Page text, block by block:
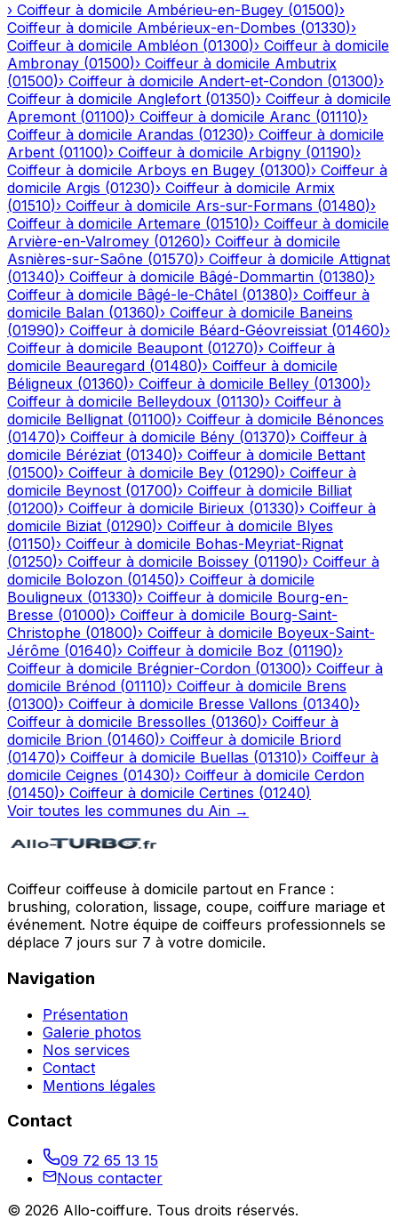
› Coiffeur à domicile Ambérieu-en-Bugey (01500)›
Coiffeur à domicile Ambérieux-en-Dombes (01330)›
Coiffeur à domicile Ambléon (01300)› Coiffeur à domicile
Ambronay (01500)› Coiffeur à domicile Ambutrix
(01500)› Coiffeur à domicile Andert-et-Condon (01300)›
Coiffeur à domicile Anglefort (01350)› Coiffeur à domicile
Apremont (01100)› Coiffeur à domicile Aranc (01110)›
Coiffeur à domicile Arandas (01230)› Coiffeur à domicile
Arbent (01100)› Coiffeur à domicile Arbigny (01190)›
Coiffeur à domicile Arboys en Bugey (01300)› Coiffeur à
domicile Argis (01230)› Coiffeur à domicile Armix
(01510)› Coiffeur à domicile Ars-sur-Formans (01480)›
Coiffeur à domicile Artemare (01510)› Coiffeur à domicile
Arvière-en-Valromey (01260)› Coiffeur à domicile
Asnières-sur-Saône (01570)› Coiffeur à domicile Attignat
(01340)› Coiffeur à domicile Bâgé-Dommartin (01380)›
Coiffeur à domicile Bâgé-le-Châtel (01380)› Coiffeur à
domicile Balan (01360)› Coiffeur à domicile Baneins
(01990)› Coiffeur à domicile Béard-Géovreissiat (01460)›
Coiffeur à domicile Beaupont (01270)› Coiffeur à
domicile Beauregard (01480)› Coiffeur à domicile
Béligneux (01360)› Coiffeur à domicile Belley (01300)›
Coiffeur à domicile Belleydoux (01130)› Coiffeur à
domicile Bellignat (01100)› Coiffeur à domicile Bénonces
(01470)› Coiffeur à domicile Bény (01370)› Coiffeur à
domicile Béréziat (01340)› Coiffeur à domicile Bettant
(01500)› Coiffeur à domicile Bey (01290)› Coiffeur à
domicile Beynost (01700)› Coiffeur à domicile Billiat
(01200)› Coiffeur à domicile Birieux (01330)› Coiffeur à
domicile Biziat (01290)› Coiffeur à domicile Blyes
(01150)› Coiffeur à domicile Bohas-Meyriat-Rignat
(01250)› Coiffeur à domicile Boissey (01190)› Coiffeur à
domicile Bolozon (01450)› Coiffeur à domicile
Bouligneux (01330)› Coiffeur à domicile Bourg-en-
Bresse (01000)› Coiffeur à domicile Bourg-Saint-
Christophe (01800)› Coiffeur à domicile Boyeux-Saint-
Jérôme (01640)› Coiffeur à domicile Boz (01190)›
Coiffeur à domicile Brégnier-Cordon (01300)› Coiffeur à
domicile Brénod (01110)› Coiffeur à domicile Brens
(01300)› Coiffeur à domicile Bresse Vallons (01340)›
Coiffeur à domicile Bressolles (01360)› Coiffeur à
domicile Brion (01460)› Coiffeur à domicile Briord
(01470)› Coiffeur à domicile Buellas (01310)› Coiffeur à
domicile Ceignes (01430)› Coiffeur à domicile Cerdon
(01450)› Coiffeur à domicile Certines (01240)
Voir toutes les communes du Ain →
Coiffeur coiffeuse à domicile partout en France :
brushing, coloration, lissage, coupe, coiffure mariage et
événement. Notre équipe de coiffeurs professionnels se
déplace 7 jours sur 7 à votre domicile.
Navigation
Présentation
Galerie photos
Nos services
Contact
Mentions légales
Contact
09 72 65 13 15
Nous contacter
© 2026 Allo-coiffure. Tous droits réservés.